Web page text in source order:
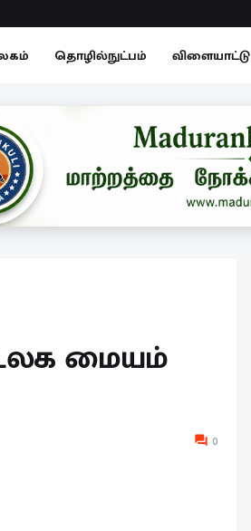
தொழில்நுட்பம் விளையாட்டு
மையம்
0